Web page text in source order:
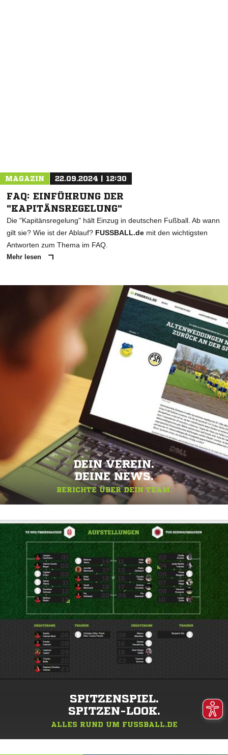
MAGAZIN 22.09.2024 | 12:30
FAQ: EINFÜHRUNG DER
"KAPITÄNSREGELUNG"
Die "Kapitänsregelung" hält Einzug in deutschen Fußball. Ab wann
gilt sie? Wie ist der Ablauf? FUSSBALL.de mit den wichtigsten
Antworten zum Thema im FAQ.
Mehr lesen
DEIN VEREIN.
DEINE NEWS.
BERICHTE ÜBER DEIN TEAM.
SPITZENSPIEL.
SPITZEN-LOOK.
ALLES RUND UM FUSSBALL.DE